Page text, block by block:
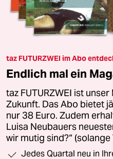
taz FUTURZWEI im Abo
Endlich mal ein
taz FUTURZWEI ist
Zukunft. Das Abo bietet
nur 38 Euro. Zudem
Luisa Neubauers
wir mutig sind?“
Jedes Quartal neu in